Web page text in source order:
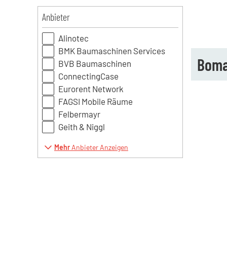
Anbieter
Alinotec
BMK Baumaschinen Services
BVB Baumaschinen
ConnectingCase
Eurorent Network
FAGSI Mobile Räume
Felbermayr
Geith & Niggl
MehrAnbieter Anzeigen